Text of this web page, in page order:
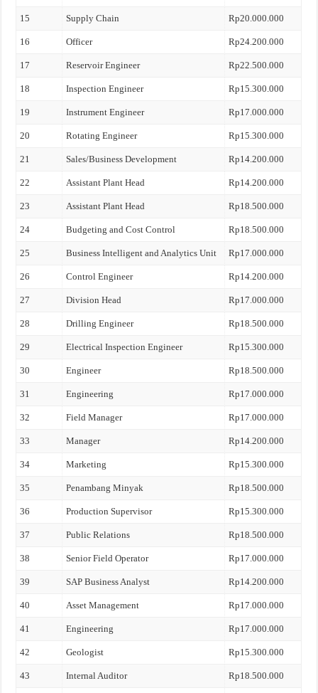
15 Supply Chain Rp20.000.000
16 Officer Rp24.200.000
17 Reservoir Engineer Rp22.500.000
18 Inspection Engineer Rp15.300.000
19 Instrument Engineer Rp17.000.000
20 Rotating Engineer Rp15.300.000
21 Sales/Business Development Rp14.200.000
22 Assistant Plant Head Rp14.200.000
23 Assistant Plant Head Rp18.500.000
24 Budgeting and Cost Control Rp18.500.000
25 Business Intelligent and Analytics Unit Rp17.000.000
26 Control Engineer Rp14.200.000
27 Division Head Rp17.000.000
28 Drilling Engineer Rp18.500.000
29 Electrical Inspection Engineer Rp15.300.000
30 Engineer Rp18.500.000
31 Engineering Rp17.000.000
32 Field Manager Rp17.000.000
33 Manager Rp14.200.000
34 Marketing Rp15.300.000
35 Penambang Minyak Rp18.500.000
36 Production Supervisor Rp15.300.000
37 Public Relations Rp18.500.000
38 Senior Field Operator Rp17.000.000
39 SAP Business Analyst Rp14.200.000
40 Asset Management Rp17.000.000
41 Engineering Rp17.000.000
42 Geologist Rp15.300.000
43 Internal Auditor Rp18.500.000